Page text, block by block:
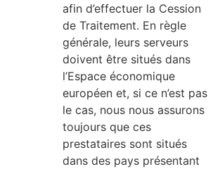
afin d’effectuer la Cession
de Traitement. En règle
générale, leurs serveurs
doivent être situés dans
l’Espace économique
européen et, si ce n’est pas
le cas, nous nous assurons
toujours que ces
prestataires sont situés
dans des pays présentant